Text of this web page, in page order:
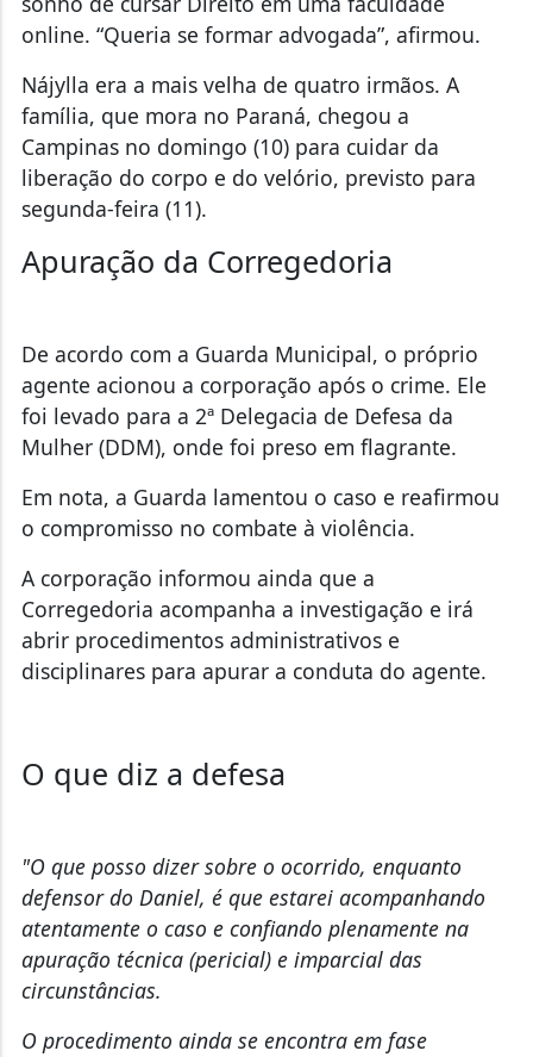
online. “Queria se formar advogada”, afirmou.
Nájylla era a mais velha de quatro irmãos. A
família, que mora no Paraná, chegou a
Campinas no domingo (10) para cuidar da
liberação do corpo e do velório, previsto para
segunda-feira (11).
Apuração da Corregedoria
De acordo com a Guarda Municipal, o próprio
agente acionou a corporação após o crime. Ele
foi levado para a 2ª Delegacia de Defesa da
Mulher (DDM), onde foi preso em flagrante.
Em nota, a Guarda lamentou o caso e reafirmou
o compromisso no combate à violência.
A corporação informou ainda que a
Corregedoria acompanha a investigação e irá
abrir procedimentos administrativos e
disciplinarespara apurar a conduta do agente.
O que diz a defesa
"O que posso dizer sobre o ocorrido, enquanto
defensor do Daniel, é que estarei acompanhando
atentamente o caso e confiando plenamente na
apuração técnica (pericial) e imparcial das
circunstâncias.
O procedimento ainda se encontra em fase